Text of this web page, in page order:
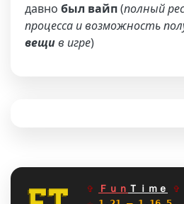
давно был вайп(полный
процесса и возможность
вещив игре)
✞ Ｆｕｎ Ｔｉｍｅ